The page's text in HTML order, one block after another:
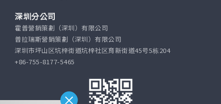
深圳分公司
霍普營銷策劃（深圳）有限公司
普拉瑞斯營銷策劃（深圳）有限公司
深圳市坪山区坑梓街道坑梓社区育新街道45号5栋204
+86-755-8177-5465